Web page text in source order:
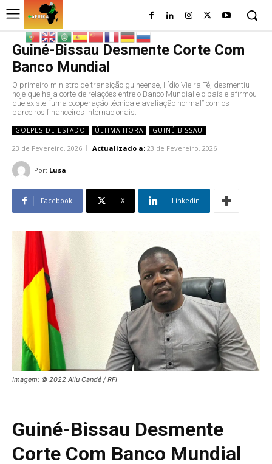
Guiné-Bissau Desmente Corte Com
Banco Mundial
O primeiro-ministro de transição guineense, Ilídio Vieira Té, desmentiu
hoje que haja corte de relações entre o Banco Mundial e o país e afirmou
que existe “uma cooperação técnica e avaliação normal” com os
parceiros financeiros internacionais.
GOLPES DE ESTADO ÚLTIMA HORA GUINÉ-BISSAU
23 de Fevereiro, 2026 Actualizado a: 23 de Fevereiro, 2026
Por: Lusa
Facebook X Linkedin
Imagem: © 2022 Aliu Candé / RFI
Guiné-Bissau Desmente
Corte Com Banco Mundial